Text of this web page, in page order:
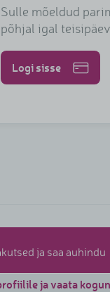
Sulle mõeldud
põhjal igal
Logi sisse
ja saa auhindu
ja vaata